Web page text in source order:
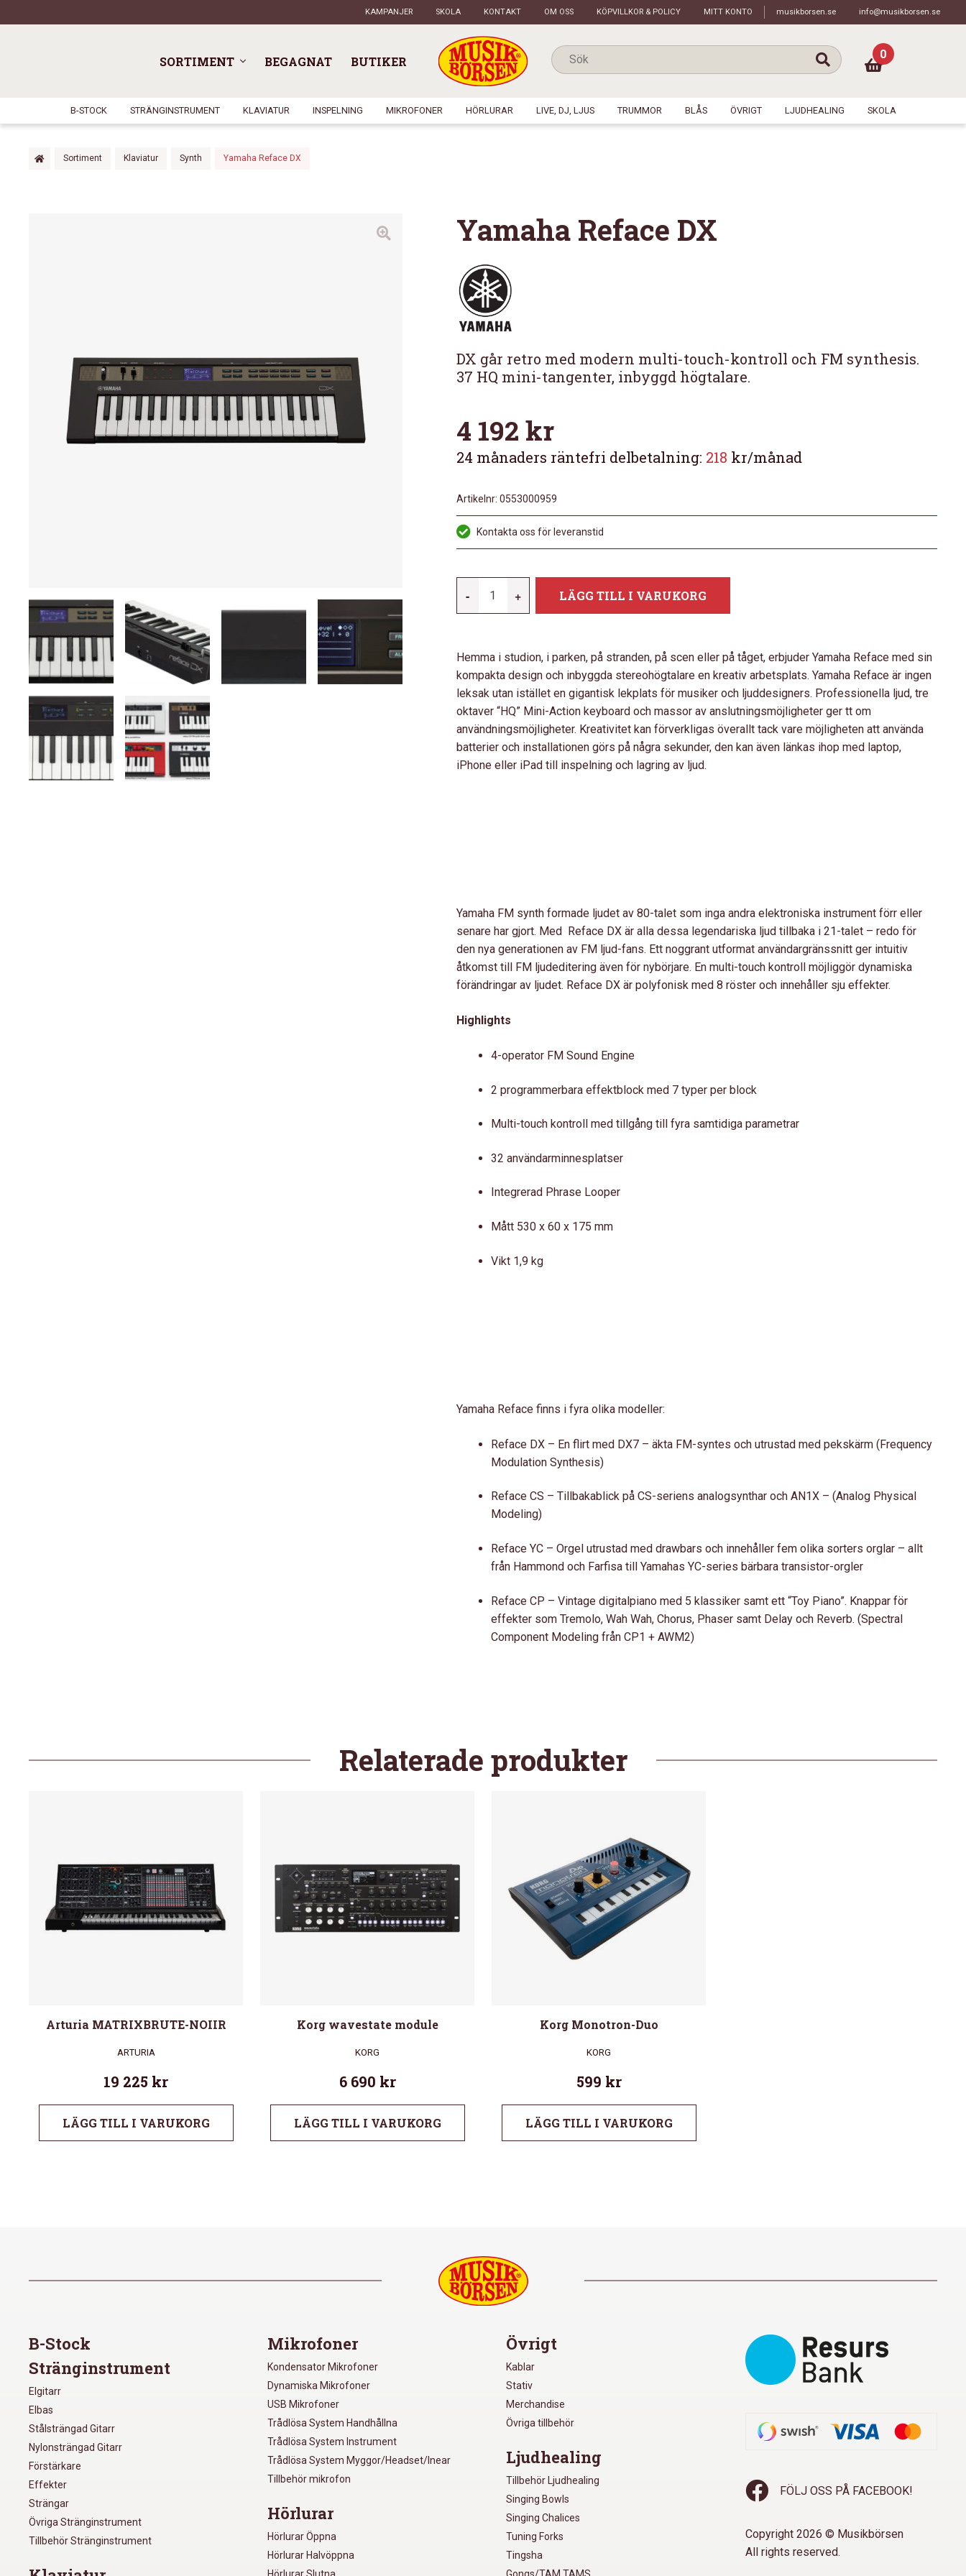
KAMPANJER SKOLA KONTAKT OM OSS KÖPVILLKOR & POLICY MITT KONTO musikborsen.se info@musikborsen.se
SORTIMENT BEGAGNAT BUTIKER 0
B-STOCK STRÄNGINSTRUMENT KLAVIATUR INSPELNING MIKROFONER HÖRLURAR LIVE, DJ, LJUS TRUMMOR BLÅS ÖVRIGT LJUDHEALING SKOLA
Sortiment Klaviatur Synth Yamaha Reface DX
Yamaha Reface DX
DX går retro med modern multi-touch-kontroll och FM synthesis.
37 HQ mini-tangenter, inbyggd högtalare.
4 192 kr
24 månaders räntefri delbetalning: 218 kr/månad
Artikelnr: 0553000959
Kontakta oss för leveranstid
-
REFACE
+ LÄGG TILL I VARUKORG
Hemma i studion, i parken, på stranden, på scen eller på tåget, erbjuder Yamaha Reface ​​med sin
kompakta design och inbyggda stereohögtalare en kreativ arbetsplats. Yamaha Reface ​​är ingen
leksak utan istället en gigantisk lekplats för musiker och ljuddesigners. Professionella ljud, tre
oktaver “HQ” Mini-Action keyboard och massor av anslutningsmöjligheter ger tt om
användningsmöjligheter. Kreativitet kan förverkligas överallt tack vare möjligheten att använda
batterier och installationen görs på några sekunder, den kan även länkas ihop med laptop,
iPhone eller iPad till inspelning och lagring av ljud.
Yamaha FM synth formade ljudet av 80-talet som inga andra elektroniska instrument förr eller
senare har gjort. Med Reface DX är alla dessa legendariska ljud tillbaka i 21-talet – redo för
den nya generationen av FM ljud-fans. Ett noggrant utformat användargränssnitt ger intuitiv
åtkomst till FM ljudeditering även för nybörjare. En multi-touch kontroll möjliggör dynamiska
förändringar av ljudet. Reface DX är polyfonisk med 8 röster och innehåller sju effekter.
Highlights
4-operator FM Sound Engine
2 programmerbara effektblock med 7 typer per block
Multi-touch kontroll med tillgång till fyra samtidiga parametrar
32 användarminnesplatser
Integrerad Phrase Looper
Mått 530 x 60 x 175 mm
Vikt 1,9 kg
Yamaha Reface ​​finns i fyra olika modeller:
Reface ​​DX – En flirt med DX7 – äkta FM-syntes och utrustad med pekskärm (Frequency
Modulation Synthesis)
Reface ​​CS – Tillbakablick på CS-seriens analogsynthar och AN1X – (Analog Physical
Modeling)
Reface YC – Orgel utrustad med drawbars och innehåller fem olika sorters orglar – allt
från Hammond och Farfisa till Yamahas YC-series bärbara transistor-orgler
Reface ​​CP – Vintage digitalpiano med 5 klassiker samt ett “Toy Piano”. Knappar för
effekter som Tremolo, Wah Wah, Chorus, Phaser samt Delay och Reverb. (Spectral
Component Modeling från CP1 + AWM2)
Relaterade produkter
Arturia MATRIXBRUTE-NOIIR
ARTURIA
19 225 kr
LÄGG TILL I VARUKORG
Korg wavestate module
KORG
6 690 kr
LÄGG TILL I VARUKORG
Korg Monotron-Duo
KORG
599 kr
LÄGG TILL I VARUKORG
B-Stock
Stränginstrument
Elgitarr
Elbas
Stålsträngad Gitarr
Nylonsträngad Gitarr
Förstärkare
Effekter
Strängar
Övriga Stränginstrument
Tillbehör Stränginstrument
Mikrofoner
Kondensator Mikrofoner
Dynamiska Mikrofoner
USB Mikrofoner
Trådlösa System Handhållna
Trådlösa System Instrument
Trådlösa System Myggor/Headset/Inear
Tillbehör mikrofon
Hörlurar
Hörlurar Öppna
Hörlurar Halvöppna
Övrigt
Kablar
Stativ
Merchandise
Övriga tillbehör
Ljudhealing
Tillbehör Ljudhealing
Singing Bowls
Singing Chalices
Tuning Forks
Tingsha
FÖLJ OSS PÅ FACEBOOK!
Copyright 2026 © Musikbörsen
All rights reserved.